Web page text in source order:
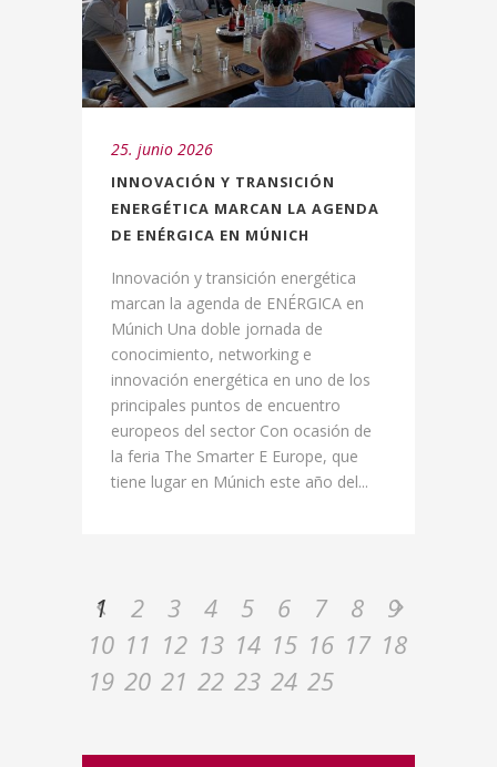
25. junio 2026
INNOVACIÓN Y TRANSICIÓN
ENERGÉTICA MARCAN LA AGENDA
DE ENÉRGICA EN MÚNICH
Innovación y transición energética
marcan la agenda de ENÉRGICA en
Múnich Una doble jornada de
conocimiento, networking e
innovación energética en uno de los
principales puntos de encuentro
europeos del sector Con ocasión de
la feria The Smarter E Europe, que
tiene lugar en Múnich este año del...
1 2 3 4 5 6 7 8
9
10 11 12 13 14 15 16 17 18
19 20 21 22 23 24 25